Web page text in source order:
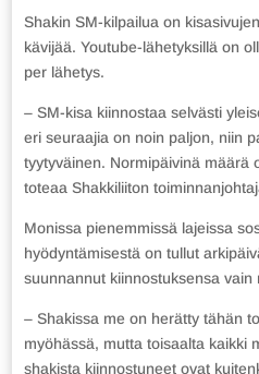
Shakin SM-kilpailua on
kävijää. Youtube-lähetyksillä on
per lähetys.
– SM-kisa kiinnostaa selvästi
eri seuraajia on noin paljon, niin
tyytyväinen. Normipäivinä määrä
toteaa Shakkiliiton
Monissa pienemmissä lajeissa
hyödyntämisestä on tullut
suunnannut kiinnostuksensa vain
– Shakissa me on herätty tähän
myöhässä, mutta toisaalta kaikki
shakista kiinnostuneet ovat